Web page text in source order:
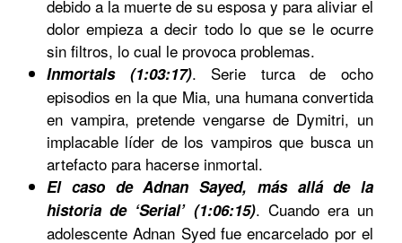
debido a la muerte de su esposa y para aliviar el
dolor empieza a decir todo lo que se le ocurre
sin filtros, lo cual le provoca problemas.
Inmortals (1:03:17). Serie turca de ocho
episodios en la que Mia, una humana convertida
en vampira, pretende vengarse de Dymitri, un
implacable líder de los vampiros que busca un
artefacto para hacerse inmortal.
El caso de Adnan Sayed, más allá de la
historia de ‘Serial’ (1:06:15). Cuando era un
adolescente Adnan Syed fue encarcelado por el